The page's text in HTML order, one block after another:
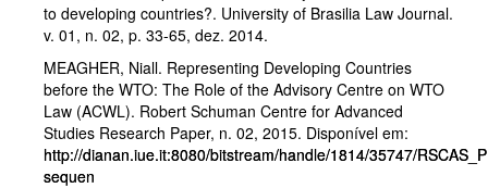
to developing countries?. University of Brasilia Law Journal.
v. 01, n. 02, p. 33-65, dez. 2014.
MEAGHER, Niall. Representing Developing Countries
before the WTO: The Role of the Advisory Centre on WTO
Law (ACWL). Robert Schuman Centre for Advanced
Studies Research Paper, n. 02, 2015. Disponível em:
http://dianan.iue.it:8080/bitstream/handle/1814/35747/
sequen